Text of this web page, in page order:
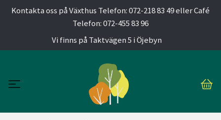
Kontakta oss på Växthus Telefon: 072-218 83 49 eller Café
Telefon: 072-455 83 96
Vi finns på Taktvägen 5 i Öjebyn